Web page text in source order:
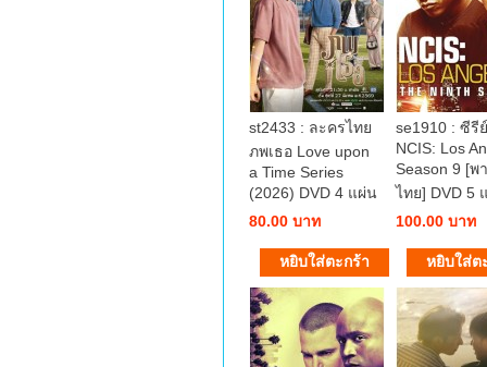
st2433 : ละครไทย
ภพเธอ Love upon
a Time Series
(2026) DVD 4 แผ่น
80.00 บาท
se1910 : ซีรี
NCIS: Los
Season 9 [พ
ไทย] DVD 5
100.00 บาท